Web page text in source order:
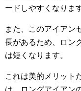
ードしやすくなりま
また、このアイアン
長があるため、ロン
は短くなります。
これは美的メリット